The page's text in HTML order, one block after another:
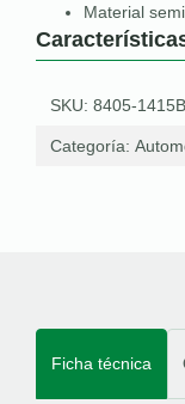
Material
SKU: 8405-
Categoría:
Ficha técnica